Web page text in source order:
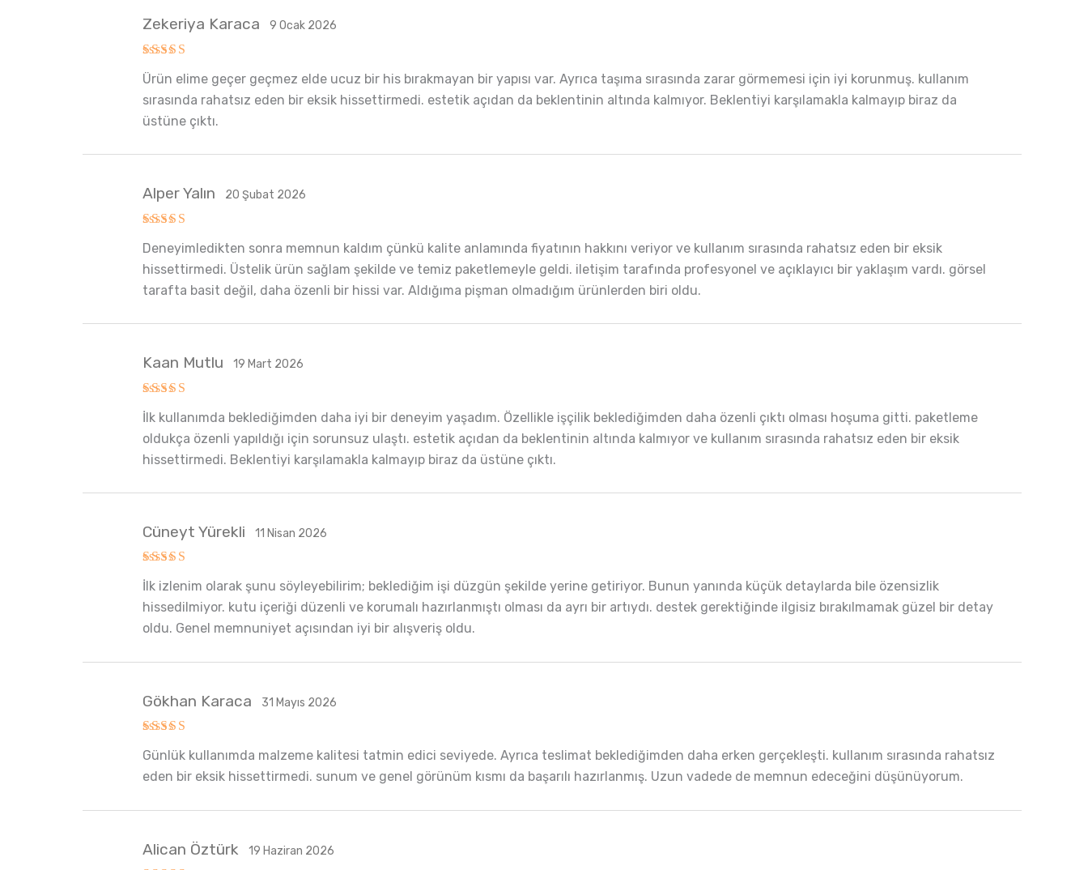
5oy aldı
Zekeriya Karaca 9 Ocak 2026
Ürün elime geçer geçmez elde ucuz bir his bırakmayan bir yapısı var. Ayrıca taşıma sırasında zarar görmemesi için iyi korunmuş. kullanım
sırasında rahatsız eden bir eksik hissettirmedi. estetik açıdan da beklentinin altında kalmıyor. Beklentiyi karşılamakla kalmayıp biraz da
üstüne çıktı.
5oy aldı
Alper Yalın 20 Şubat 2026
Deneyimledikten sonra memnun kaldım çünkü kalite anlamında fiyatının hakkını veriyor ve kullanım sırasında rahatsız eden bir eksik
hissettirmedi. Üstelik ürün sağlam şekilde ve temiz paketlemeyle geldi. iletişim tarafında profesyonel ve açıklayıcı bir yaklaşım vardı. görsel
tarafta basit değil, daha özenli bir hissi var. Aldığıma pişman olmadığım ürünlerden biri oldu.
5oy aldı
Kaan Mutlu 19 Mart 2026
İlk kullanımda beklediğimden daha iyi bir deneyim yaşadım. Özellikle işçilik beklediğimden daha özenli çıktı olması hoşuma gitti. paketleme
oldukça özenli yapıldığı için sorunsuz ulaştı. estetik açıdan da beklentinin altında kalmıyor ve kullanım sırasında rahatsız eden bir eksik
hissettirmedi. Beklentiyi karşılamakla kalmayıp biraz da üstüne çıktı.
5 üzerinden
5oy aldı
Cüneyt Yürekli 11 Nisan 2026
İlk izlenim olarak şunu söyleyebilirim; beklediğim işi düzgün şekilde yerine getiriyor. Bunun yanında küçük detaylarda bile özensizlik
hissedilmiyor. kutu içeriği düzenli ve korumalı hazırlanmıştı olması da ayrı bir artıydı. destek gerektiğinde ilgisiz bırakılmamak güzel bir detay
oldu. Genel memnuniyet açısından iyi bir alışveriş oldu.
5oy aldı
Gökhan Karaca 31 Mayıs 2026
Günlük kullanımda malzeme kalitesi tatmin edici seviyede. Ayrıca teslimat beklediğimden daha erken gerçekleşti. kullanım sırasında rahatsız
eden bir eksik hissettirmedi. sunum ve genel görünüm kısmı da başarılı hazırlanmış. Uzun vadede de memnun edeceğini düşünüyorum.
Alican Öztürk 19 Haziran 2026